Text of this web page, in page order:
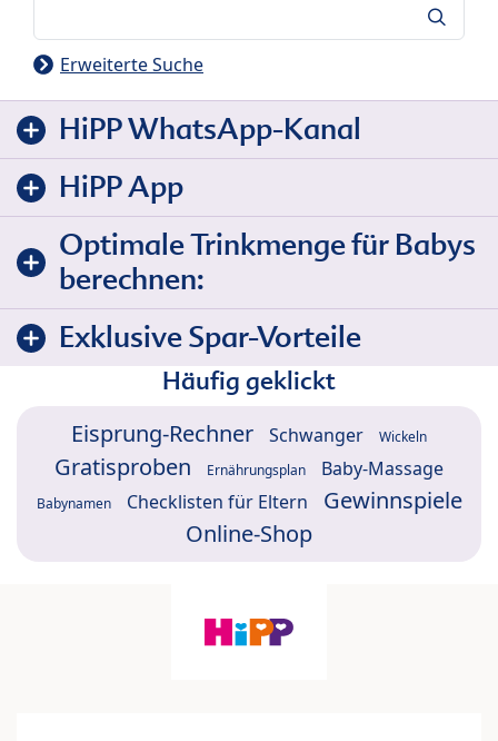
Erweiterte Suche
HiPP WhatsApp-Kanal
HiPP App
Optimale Trinkmenge für Babys
berechnen:
Exklusive Spar-Vorteile
Häufig geklickt
Eisprung-Rechner Schwanger Wickeln
Gratisproben Ernährungsplan Baby-Massage
Babynamen Checklisten für Eltern
Gewinnspiele
Online-Shop